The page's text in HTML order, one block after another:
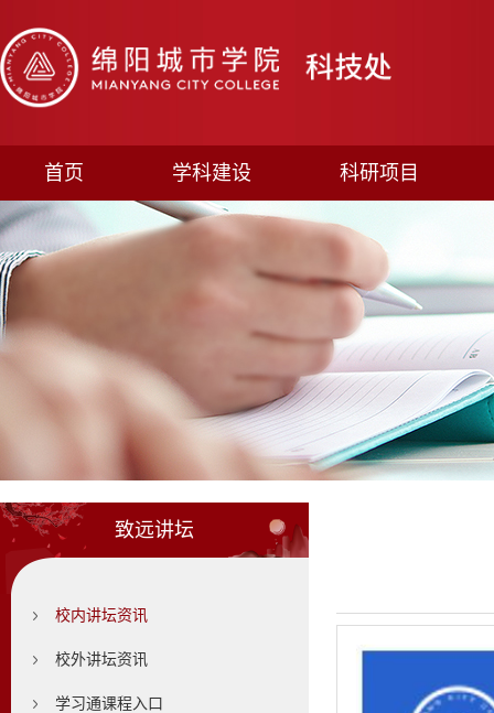
首页 学科建设 科研项目
致远讲坛
校内讲坛资讯
校外讲坛资讯
学习通课程入口